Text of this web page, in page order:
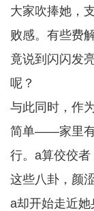
大家吹捧她，
败感。有些费
竟说到闪闪发
呢？
与此同时，作
简单——家里有
行。a算佼佼者
这些八卦，颜
a却开始走近她